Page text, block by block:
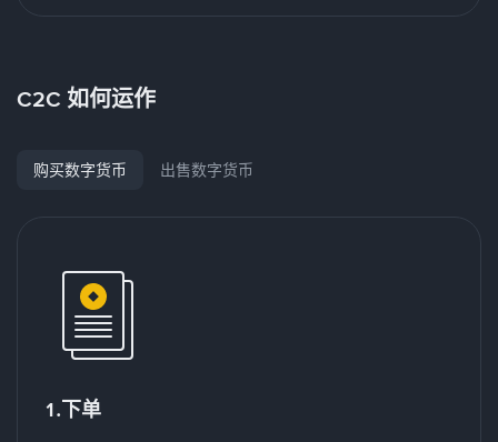
C2C 如何运作
购买数字货币 出售数字货币
1.下单